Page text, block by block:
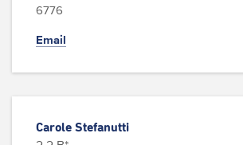
6776
Email
Carole Stefanutti